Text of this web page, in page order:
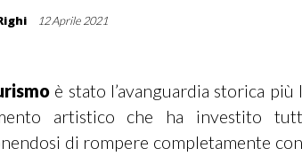
12 Aprile 2021
è stato l’avanguardia storica
artistico che ha investito
di rompere completamente